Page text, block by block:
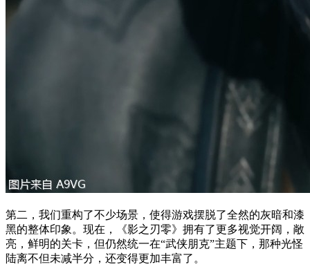
第二，我们重构了不少场景，使得游戏摆脱了全然的灰暗和漆
黑的整体印象。现在，《影之刃零》拥有了更多视觉开阔，敞
亮，鲜明的关卡，但仍然统一在“武侠朋克”主题下，那种光怪
陆离不但未减半分，还变得更加丰富了。